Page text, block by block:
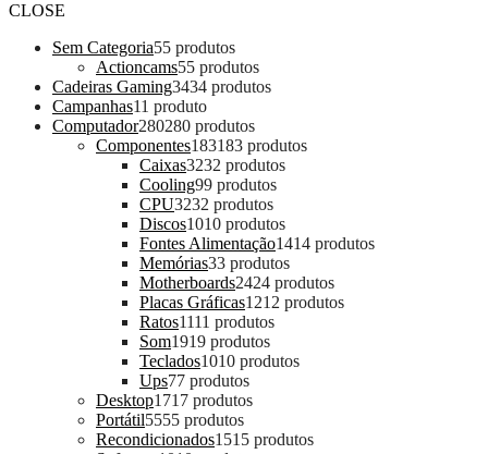
CLOSE
Sem Categoria55 produtos
Actioncams55 produtos
Cadeiras Gaming3434 produtos
Campanhas11 produto
Computador280280 produtos
Componentes183183 produtos
Caixas3232 produtos
Cooling99 produtos
CPU3232 produtos
Discos1010 produtos
Fontes Alimentação1414 produtos
Memórias33 produtos
Motherboards2424 produtos
Placas Gráficas1212 produtos
Ratos1111 produtos
Som1919 produtos
Teclados1010 produtos
Ups77 produtos
Desktop1717 produtos
Portátil5555 produtos
Recondicionados1515 produtos